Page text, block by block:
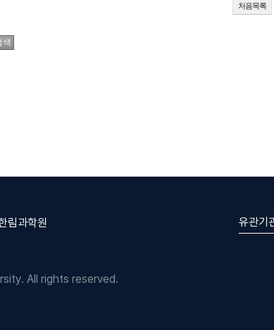
처음목록
림과학원
All rights reserved.
유관기